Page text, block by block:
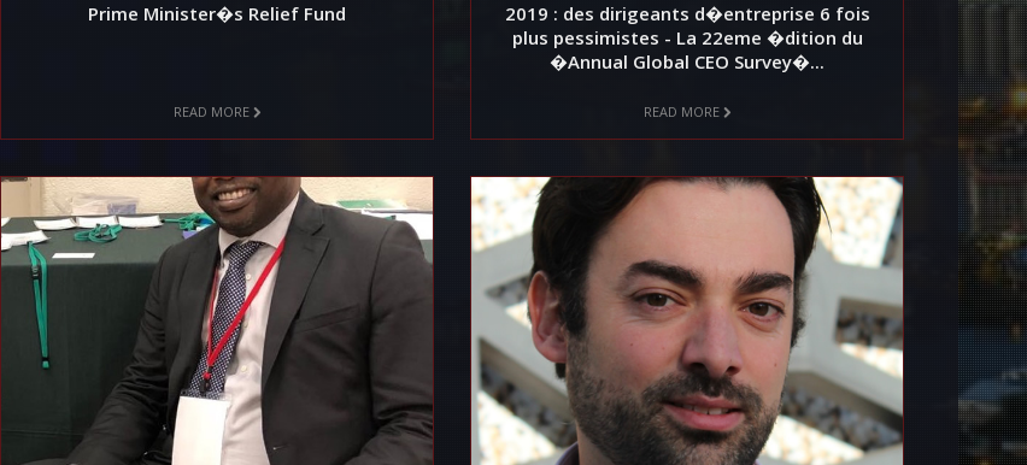
Prime Minister�s Relief Fund
READ MORE
2019 : des dirigeants d�entreprise 6 fois
plus pessimistes - La 22eme �dition du
�Annual Global CEO Survey�...
READ MORE